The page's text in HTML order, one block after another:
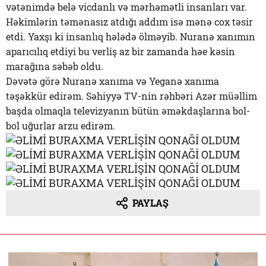
vətənimdə belə vicdanlı və mərhəmətli insanları var.
Həkimlərin təmənasız atdığı addım isə mənə cox təsir
etdi. Yaxşı ki insanlıq hələdə ölməyib. Nuranə xanımın
aparıcılıq etdiyi bu verliş az bir zamanda həe kəsin
marağına səbəb oldu.
Dəvətə görə Nuranə xanıma və Yeganə xanıma
təşəkkür edirəm. Səhiyyə TV-nin rəhbəri Azər müəllim
başda olmaqla televizyanın bütün əməkdaşlarına bol-
bol uğurlar arzu edirəm.
PAYLAŞ